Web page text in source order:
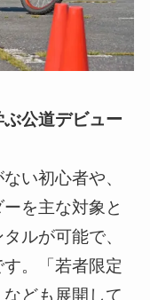
ぶ公道デビュー
い初心者や、
を主な対象と
ルが可能で、
。「若者限定
ども展開して